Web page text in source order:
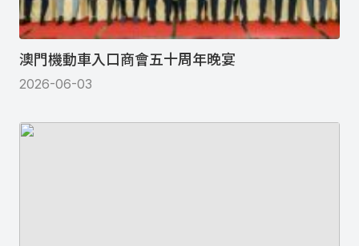
澳門機動車入口商會五十周年晚宴
2026-06-03